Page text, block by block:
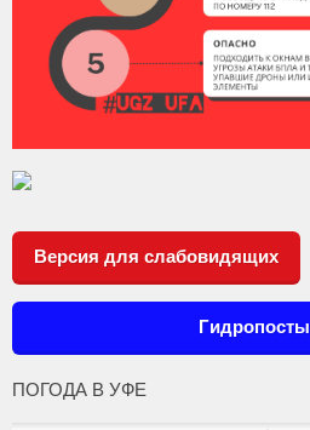
Версия для слабовидящих
Гидропосты
ПОГОДА В УФЕ